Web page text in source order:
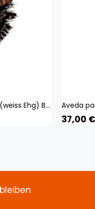
Noelie Rundbürste Medium (weiss Ehg) Beauty, Haare
37,00 €